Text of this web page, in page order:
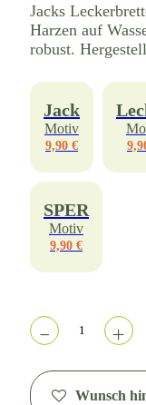
Jacks
Harzen auf
robust.
Jack
Motiv
9,90 €
SPER
Motiv
9,90 €
Wunsch